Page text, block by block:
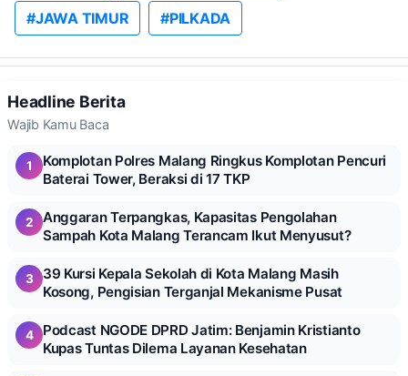
#JAWA TIMUR #PILKADA
Headline Berita
Wajib Kamu Baca
1
Komplotan Polres Malang Ringkus Komplotan Pencuri
Baterai Tower, Beraksi di 17 TKP
2
Anggaran Terpangkas, Kapasitas Pengolahan
Sampah Kota Malang Terancam Ikut Menyusut?
3
39 Kursi Kepala Sekolah di Kota Malang Masih
Kosong, Pengisian Terganjal Mekanisme Pusat
4
Podcast NGODE DPRD Jatim: Benjamin Kristianto
Kupas Tuntas Dilema Layanan Kesehatan